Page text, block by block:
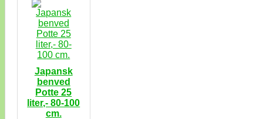
Japansk
benved
Potte 25
liter,- 80-100
cm.